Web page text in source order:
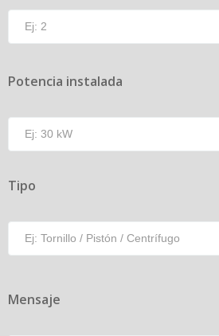
Potencia instalada
Tipo
Mensaje